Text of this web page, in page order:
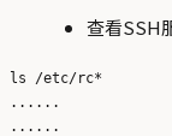
查看SSH
ls /etc/rc*
......
......